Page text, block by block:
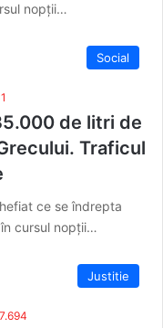
nopții…
Social
de litri de
Traficul
ce se îndrepta
cursul nopții…
Justitie
7.694